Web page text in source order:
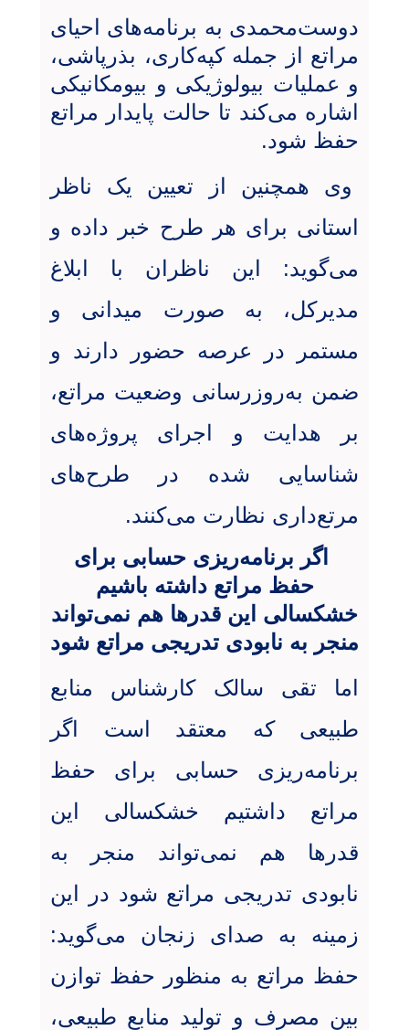
دوست‌محمدی به برنامه‌های احیای
مراتع از جمله کپه‌کاری، بذرپاشی،
و عملیات بیولوژیکی و بیومکانیکی
اشاره می‌کند تا حالت پایدار مراتع
حفظ شود.
وی همچنین از تعیین یک ناظر
استانی برای هر طرح خبر داده و
می‌گوید: این ناظران با ابلاغ
مدیرکل، به صورت میدانی و
مستمر در عرصه حضور دارند و
ضمن به‌روزرسانی وضعیت مراتع،
بر هدایت و اجرای پروژه‌های
شناسایی شده در طرح‌های
مرتع‌داری نظارت می‌کنند.
اگر برنامه‌ریزی حسابی برای
حفظ مراتع داشته باشیم
خشکسالی این قدرها هم نمی‌تواند
منجر به نابودی تدریجی مراتع شود
اما تقی سالک کارشناس منابع
طبیعی که معتقد است اگر
برنامه‌ریزی حسابی برای حفظ
مراتع داشتیم خشکسالی این
قدرها هم نمی‌تواند منجر به
نابودی تدریجی مراتع شود در این
زمینه به صدای زنجان می‌گوید:
حفظ مراتع به منظور حفظ توازن
بین مصرف و تولید منابع طبیعی،